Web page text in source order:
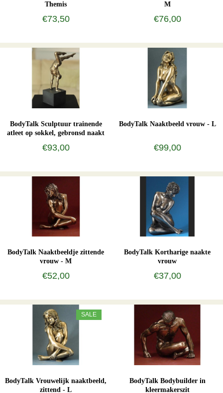
Themis
€73,50
M
€76,00
BodyTalk Sculptuur trainende
atleet op sokkel, gebronsd naakt
€93,00
BodyTalk Naaktbeeld vrouw - L
€99,00
BodyTalk Naaktbeeldje zittende
vrouw - M
€52,00
BodyTalk Kortharige naakte
vrouw
€37,00
SALE
BodyTalk Vrouwelijk naaktbeeld,
zittend - L
BodyTalk Bodybuilder in
kleermakerszit